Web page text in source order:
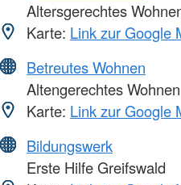
Altersgerechtes
Karte: Link zur Google
Betreutes Wohnen
Altengerechtes Wohnen
Karte: Link zur Google
Bildungswerk
Erste Hilfe Greifswald